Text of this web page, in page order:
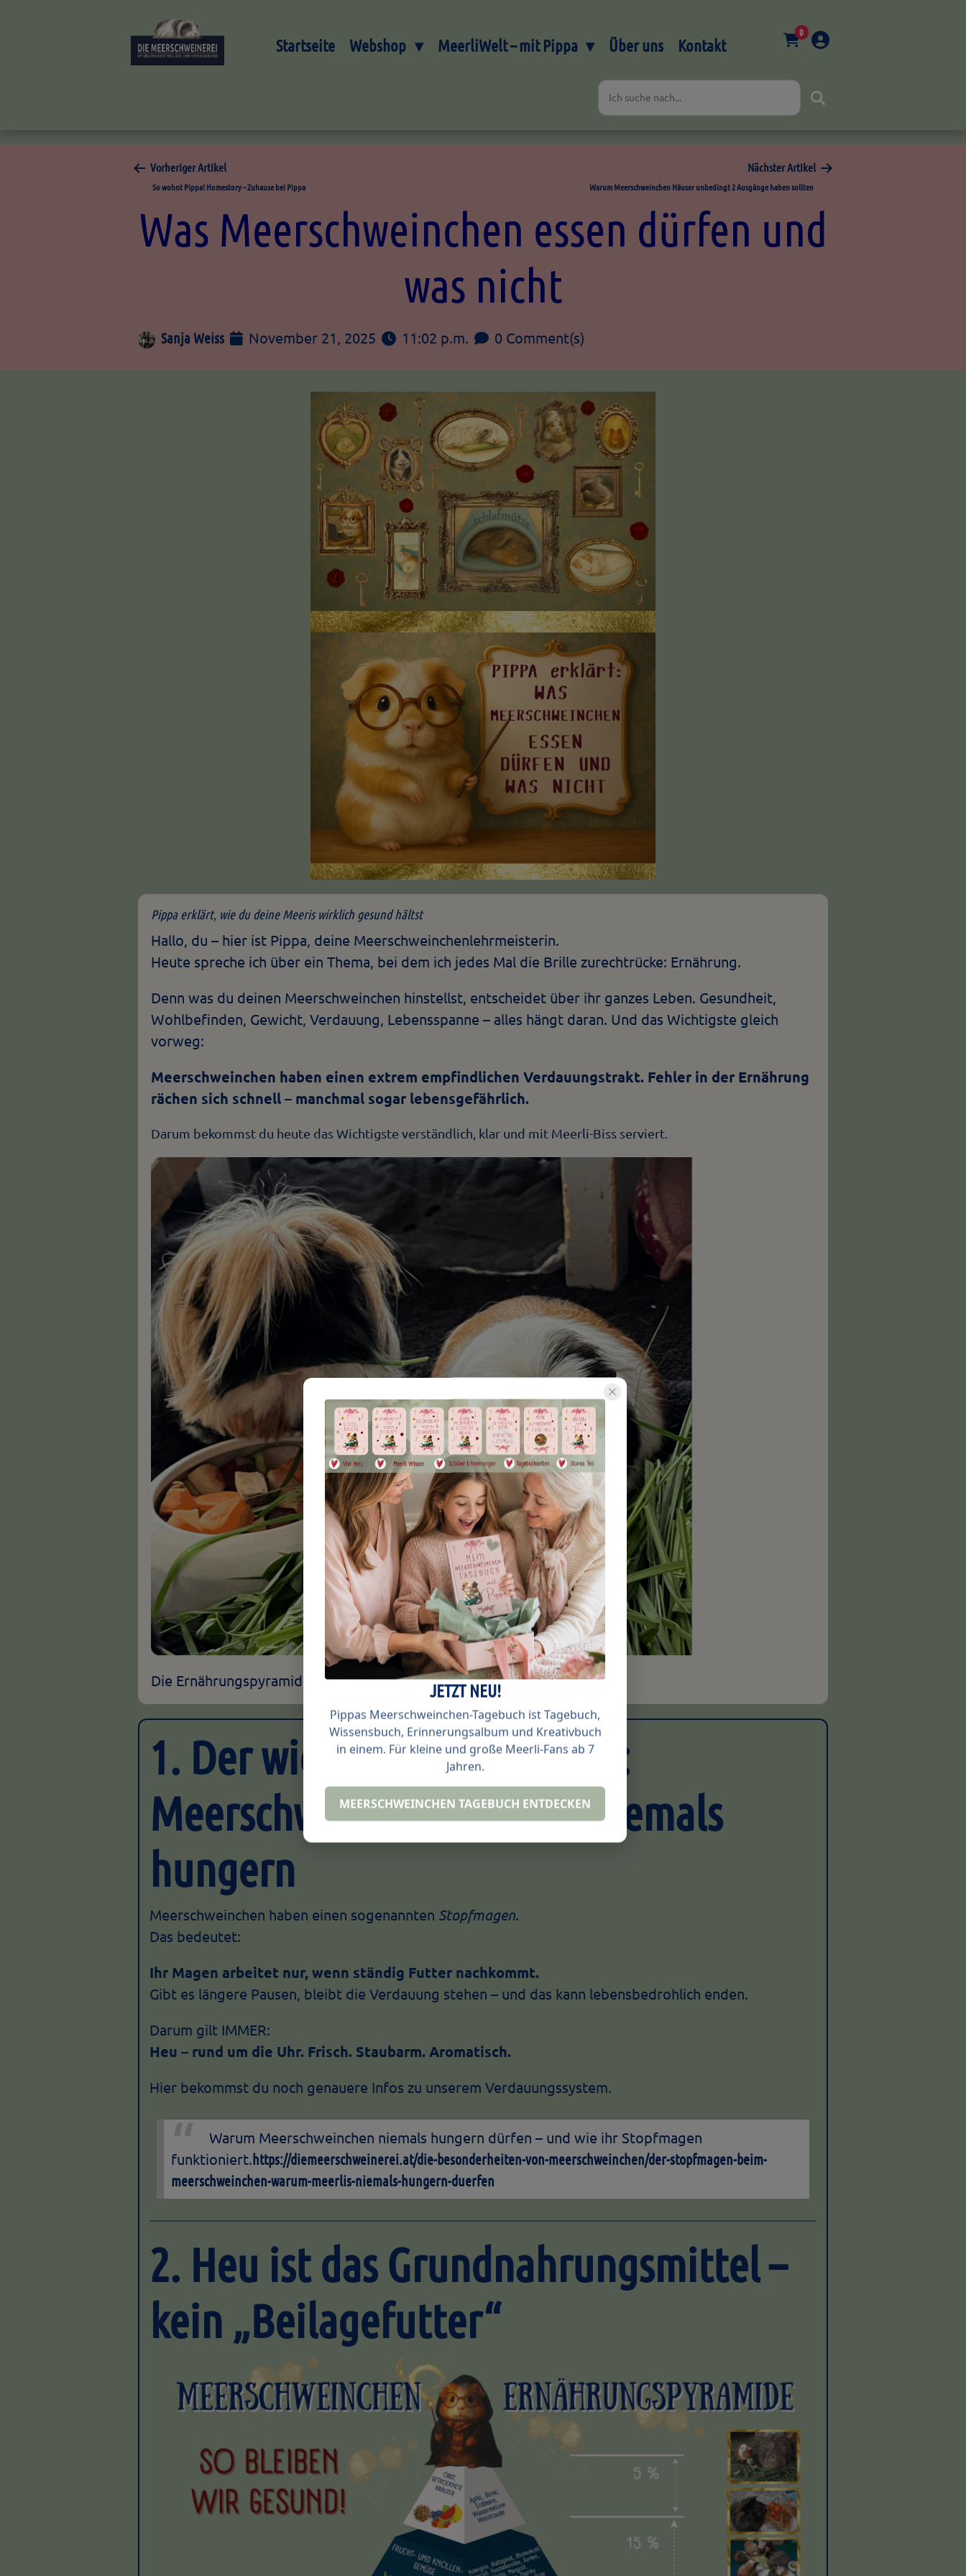
Startseite Webshop MeerliWelt – mit Pippa Über uns Kontakt
0
Vorheriger Artikel
So wohnt Pippa! Homestory – Zuhause bei Pippa
Nächster Artikel
Warum Meerschweinchen Häuser unbedingt 2 Ausgänge haben sollten
Was Meerschweinchen essen dürfen und
was nicht
Sanja Weiss November 21, 2025 11:02 p.m. 0 Comment(s)
Pippa erklärt, wie du deine Meeris wirklich gesund hältst
Hallo, du – hier ist Pippa, deine Meerschweinchenlehrmeisterin.
Heute spreche ich über ein Thema, bei dem ich jedes Mal die Brille zurechtrücke: Ernährung.
Denn was du deinen Meerschweinchen hinstellst, entscheidet über ihr ganzes Leben. Gesundheit,
Wohlbefinden, Gewicht, Verdauung, Lebensspanne – alles hängt daran. Und das Wichtigste gleich
vorweg:
Meerschweinchen haben einen extrem empfindlichen Verdauungstrakt. Fehler in der Ernährung
rächen sich schnell – manchmal sogar lebensgefährlich.
Darum bekommst du heute das Wichtigste verständlich, klar und mit Meerli-Biss serviert.
Die Ernährungspyramide von Meerschweinchen
1. Der wichtigste Grundsatz:
Meerschweinchen dürfen niemals
hungern
Meerschweinchen haben einen sogenannten Stopfmagen.
Das bedeutet:
Ihr Magen arbeitet nur, wenn ständig Futter nachkommt.
Gibt es längere Pausen, bleibt die Verdauung stehen – und das kann lebensbedrohlich enden.
Darum gilt IMMER:
Heu – rund um die Uhr. Frisch. Staubarm. Aromatisch.
Hier bekommst du noch genauere Infos zu unserem Verdauungssystem.
Warum Meerschweinchen niemals hungern dürfen – und wie ihr Stopfmagen
funktioniert.https://diemeerschweinerei.at/die-besonderheiten-von-meerschweinchen/der-stopfmagen-beim-
meerschweinchen-warum-meerlis-niemals-hungern-duerfen
2. Heu ist das Grundnahrungsmittel –
kein „Beilagefutter“
JETZT NEU!
Pippas Meerschweinchen-Tagebuch ist Tagebuch,
Wissensbuch, Erinnerungsalbum und Kreativbuch
in einem. Für kleine und große Meerli-Fans ab 7
Jahren.
MEERSCHWEINCHEN TAGEBUCH ENTDECKEN